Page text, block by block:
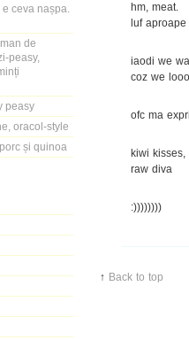
ceva nașpa.
de
peasy,
peasy
oracol-style
și quinoa
hm, meat.
luf
iaodi we
coz we
ofc ma
kiwi kisses,
raw diva
:))))))))
↑ Back to top